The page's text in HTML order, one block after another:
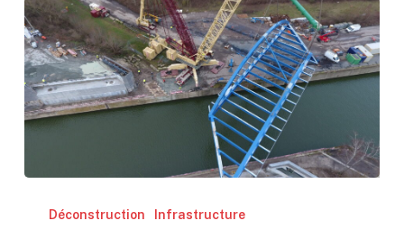
Déconstruction Infrastructure